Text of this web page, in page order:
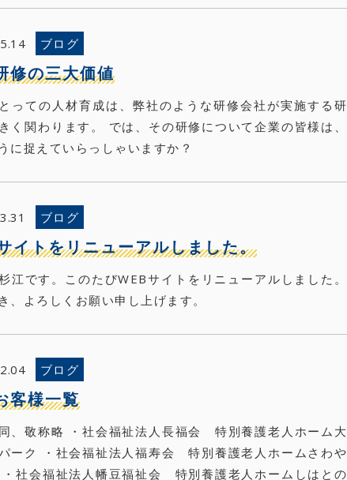
ブログ
修の三大価値
っての人材育成は、弊社のような研修会社が実施する研
く関わります。 では、その研修について企業の皆様は、
に捉えていらっしゃいますか？
ブログ
イトをリニューアルしました。
江です。このたびWEBサイトをリニューアルしました。
、よろしくお願い申し上げます。
ブログ
客様一覧
、敬称略 ・社会福祉法人長福会 特別養護老人ホーム大
ーク ・社会福祉法人福寿会 特別養護老人ホームさわや
社会福祉法人幡豆福祉会 特別養護老人ホームしはとの